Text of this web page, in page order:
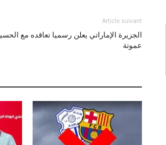
Article suivant
الجزيرة الإماراتي يعلن رسميا تعاقده مع
عموتة